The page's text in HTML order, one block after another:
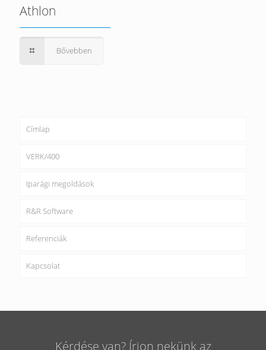
Athlon
Bővebben
Címlap
VERK/400
Iparági megoldások
R&R Software
Referenciák
Kapcsolat
Kérdése van? Írjon nekünk az